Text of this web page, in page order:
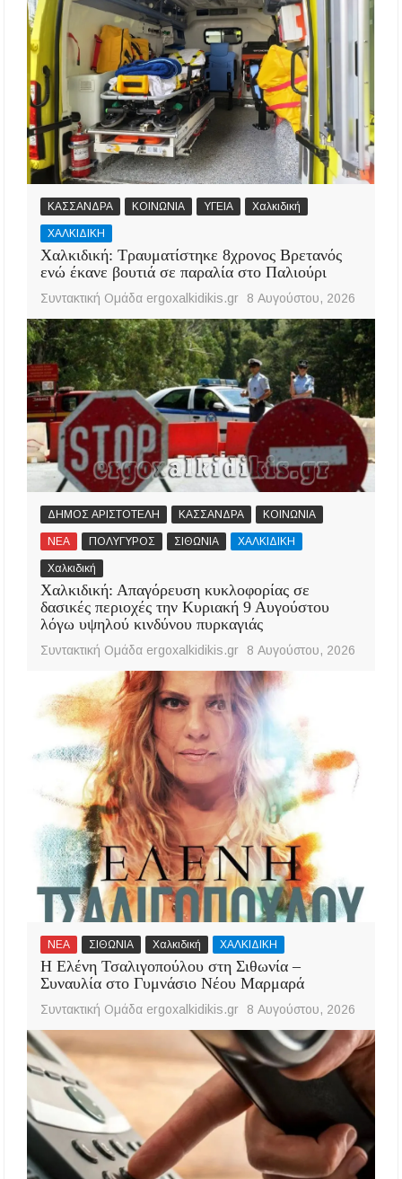
ΚΑΣΣΑΝΔΡΑ ΚΟΙΝΩΝΙΑ ΥΓΕΙΑ Χαλκιδική
ΧΑΛΚΙΔΙΚΗ
Χαλκιδική: Τραυματίστηκε 8χρονος Βρετανός
ενώ έκανε βουτιά σε παραλία στο Παλιούρι
Συντακτική Ομάδα ergoxalkidikis.gr 8 Αυγούστου, 2026
ΔΗΜΟΣ ΑΡΙΣΤΟΤΕΛΗ ΚΑΣΣΑΝΔΡΑ ΚΟΙΝΩΝΙΑ
ΝΕΑ ΠΟΛΥΓΥΡΟΣ ΣΙΘΩΝΙΑ ΧΑΛΚΙΔΙΚΗ
Χαλκιδική
Χαλκιδική: Απαγόρευση κυκλοφορίας σε
δασικές περιοχές την Κυριακή 9 Αυγούστου
λόγω υψηλού κινδύνου πυρκαγιάς
Συντακτική Ομάδα ergoxalkidikis.gr 8 Αυγούστου, 2026
ΝΕΑ ΣΙΘΩΝΙΑ Χαλκιδική ΧΑΛΚΙΔΙΚΗ
Η Ελένη Τσαλιγοπούλου στη Σιθωνία –
Συναυλία στο Γυμνάσιο Νέου Μαρμαρά
Συντακτική Ομάδα ergoxalkidikis.gr 8 Αυγούστου, 2026